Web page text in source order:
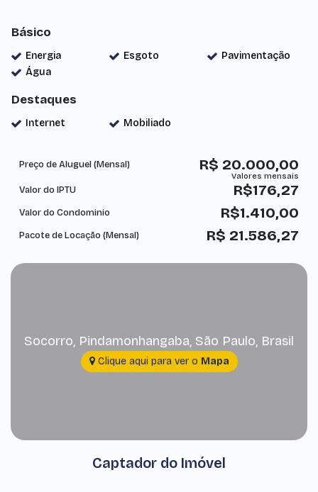
Básico
Energia Esgoto
Pavimentação
Água
Destaques
Internet Mobiliado
R$ 20.000,00
Preço de Aluguel (Mensal)
Valor do IPTU R$176,27
Valor do Condominio R$1.410,00
R$ 21.586,27
Pacote de Locação (Mensal)
Socorro, Pindamonhangaba, São Paulo, Brasil
Clique aqui para ver o Mapa
Captador do Imóvel